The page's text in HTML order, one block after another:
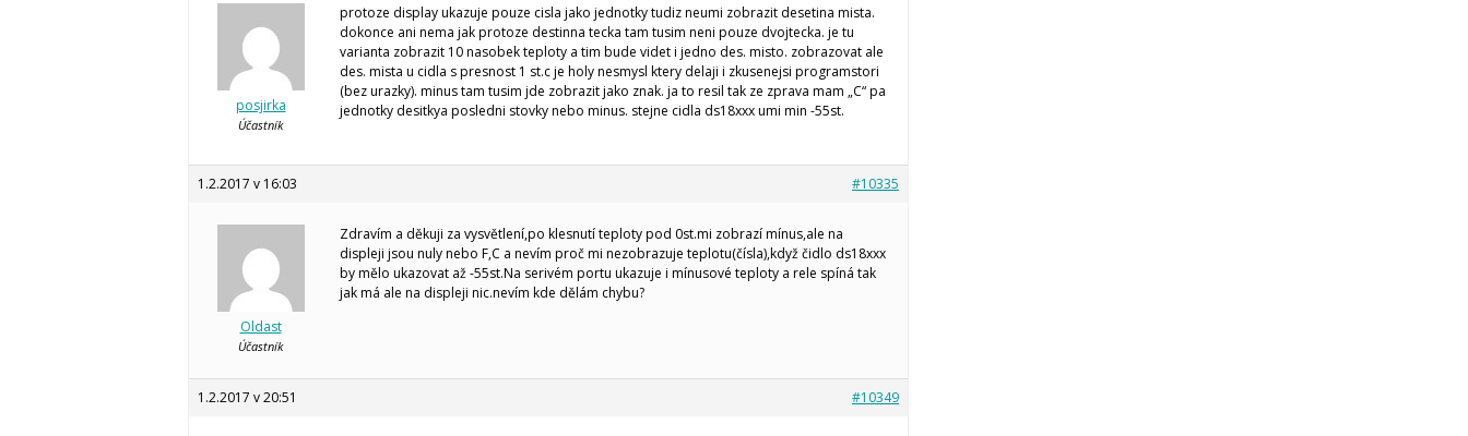
posjirka
Účastník
protoze display ukazuje pouze cisla jako jednotky tudiz neumi zobrazit desetina mista.
dokonce ani nema jak protoze destinna tecka tam tusim neni pouze dvojtecka. je tu
varianta zobrazit 10 nasobek teploty a tim bude videt i jedno des. misto. zobrazovat ale
des. mista u cidla s presnost 1 st.c je holy nesmysl ktery delaji i zkusenejsi programstori
(bez urazky). minus tam tusim jde zobrazit jako znak. ja to resil tak ze zprava mam „C“ pa
jednotky desitkya posledni stovky nebo minus. stejne cidla ds18xxx umi min -55st.
1.2.2017 v 16:03 #10335
Oldast
Účastník
Zdravím a děkuji za vysvětlení,po klesnutí teploty pod 0st.mi zobrazí mínus,ale na
displeji jsou nuly nebo F,C a nevím proč mi nezobrazuje teplotu(čísla),když čidlo ds18xxx
by mělo ukazovat až -55st.Na serivém portu ukazuje i mínusové teploty a rele spíná tak
jak má ale na displeji nic.nevím kde dělám chybu?
1.2.2017 v 20:51 #10349